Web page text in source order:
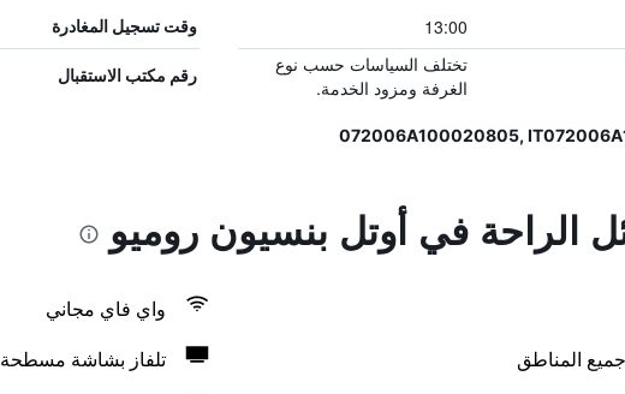
13:00 وقت تسجيل المغادرة
تختلف السياسات حسب نوع
الغرفة ومزود الخدمة.
رقم مكتب الاستقبال
الراحة في أوتل بنسيون روميو
واي فاي مجاني
المناطق
تلفاز بشاشة مسطحة